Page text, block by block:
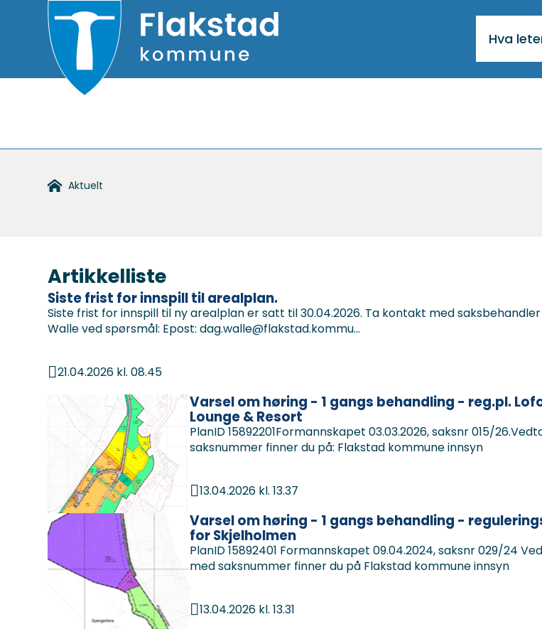
Flakstad
kommune
Du Aktuelt
Artikkelliste
Siste frist for innspill til arealplan.
Siste frist for innspill til ny arealplan er satt til 30.04.2026. Ta kontakt med
Walle ved spørsmål: Epost: dag.walle@flakstad.kommu...
Publisert
21.04.2026 kl. 08.45
Varsel om høring - 1 gangs behandling - reg.pl.
Lounge & Resort
PlanID 15892201Formannskapet 03.03.2026, saksnr 015/
saksnummer finner du på: Flakstad kommune innsyn
Publisert
13.04.2026 kl. 13.37
Varsel om høring - 1 gangs behandling -
for Skjelholmen
PlanID 15892401 Formannskapet 09.04.2024, saksnr 029/24
med saksnummer finner du på Flakstad kommune innsyn
Publisert
13.04.2026 kl. 13.31